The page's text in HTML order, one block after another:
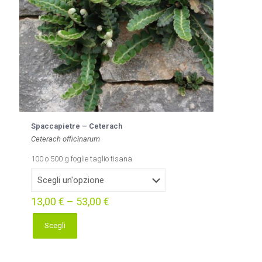
Spaccapietre – Ceterach
Ceterach officinarum
100 o 500 g foglie taglio tisana
13,00 € – 53,00 €
Scegli
Questo
prodotto